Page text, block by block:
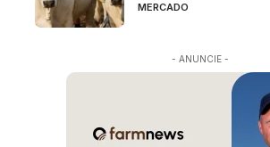
MERCADO
- ANUNCIE -